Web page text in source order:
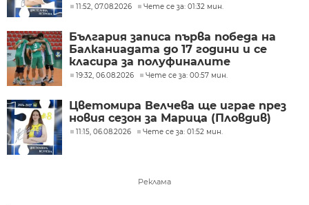
11:52, 07.08.2026 Чете се за: 01:32 мин.
България записа първа победа на
Балканиадата до 17 години и се
класира за полуфиналите
19:32, 06.08.2026 Чете се за: 00:57 мин.
Цветомира Велчева ще играе през
новия сезон за Марица (Пловдив)
11:15, 06.08.2026 Чете се за: 01:52 мин.
Реклама